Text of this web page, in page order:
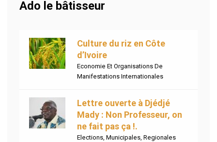
Ado le bâtisseur
Culture du riz en Côte
d’Ivoire
Economie Et Organisations De
Manifestations Internationales
Lettre ouverte à Djédjé
Mady : Non Professeur, on
ne fait pas ça !.
Elections, Municipales, Regionales